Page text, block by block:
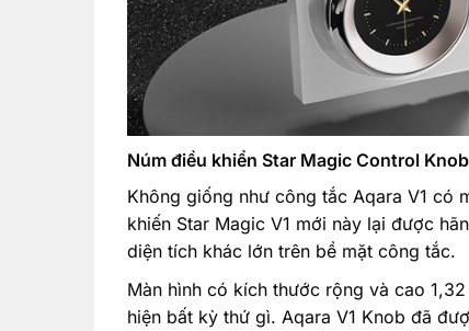
Núm điều khiển Star Magic Control
Không giống như công tắc Aqara V1 có
khiến Star Magic V1 mới này lại được
diện tích khác lớn trên bề mặt công tắc.
Màn hình có kích thước rộng và cao
hiện bất kỳ thứ gì. Aqara V1 Knob đã